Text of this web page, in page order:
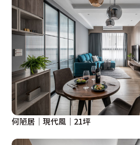
何陋居｜現代風｜21坪